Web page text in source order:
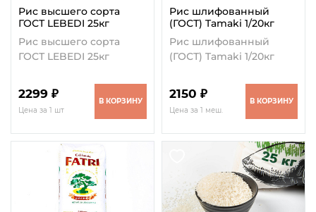
Рис высшего сорта
ГОСТ LEBEDI 25кг
Рис высшего сорта
ГОСТ LEBEDI 25кг
2299 ₽
Цена за 1 шт
В КОРЗИНУ
Рис шлифованный
(ГОСТ) Tamaki 1/20кг
Рис шлифованный
(ГОСТ) Tamaki 1/20кг
2150 ₽
Цена за 1 меш.
В КОРЗИНУ